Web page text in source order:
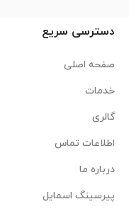
دسترسی سریع
صفحه اصلی
خدمات
گالری
اطلاعات تماس
درباره ما
پیرسینگ اسمایل